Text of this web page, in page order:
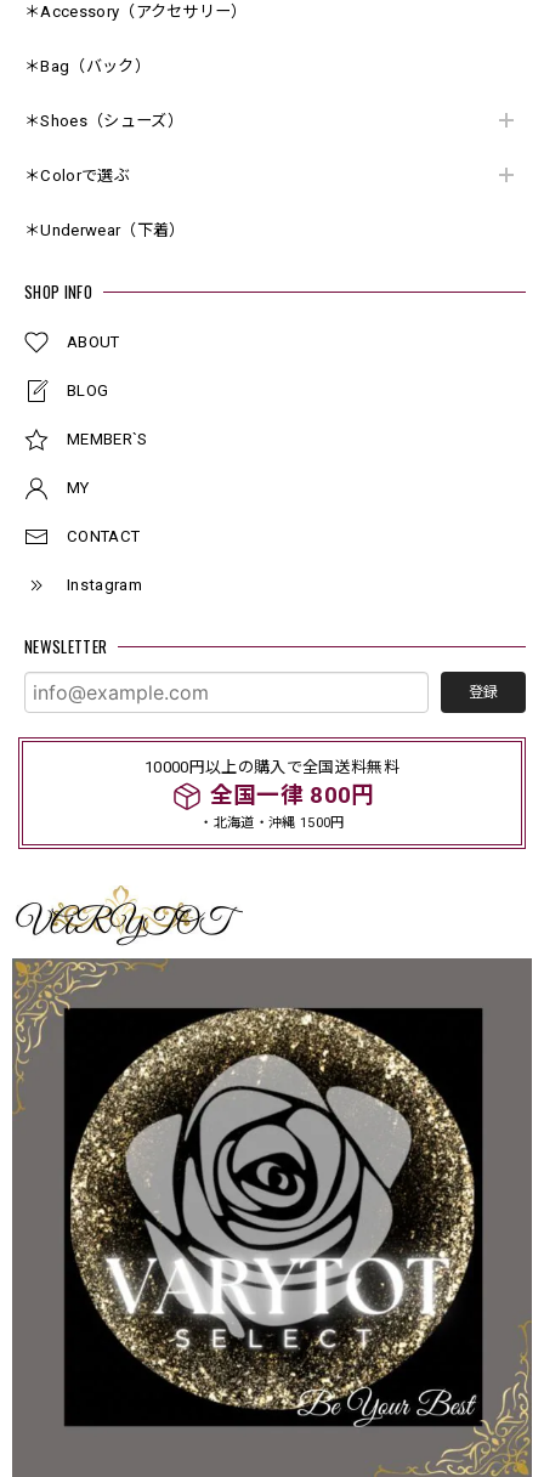
＊Accessory（アクセサリー）
＊Bag（バック）
＊Shoes（シューズ）
＊Colorで選ぶ
＊Underwear（下着）
SHOP INFO
ABOUT
BLOG
MEMBER`S
MY
CONTACT
Instagram
NEWSLETTER
登録
10000円以上の購入で全国送料無料
全国一律 800円
・北海道・沖縄 1500円